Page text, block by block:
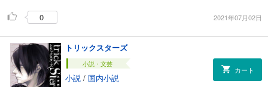
0 2021年07月02日
トリックスターズ
小説・文芸
小説 / 国内小説
カート